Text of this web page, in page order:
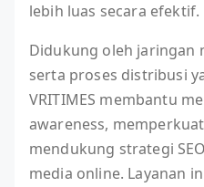
lebih luas secara efektif.
Didukung oleh jaringan
serta proses distribusi
VRITIMES membantu
awareness,
mendukung strategi
media online. Layanan